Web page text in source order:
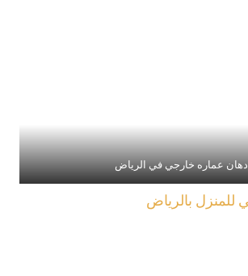
دهان عماره خارجي في الرياض